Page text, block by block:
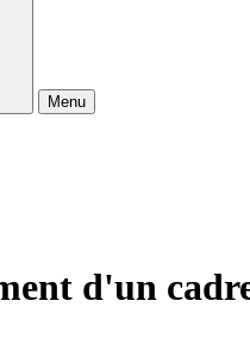
Menu
d'un